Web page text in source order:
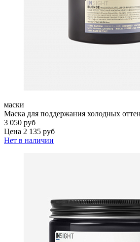
маски
Маска для поддержания холодных
3 050 руб
Цена 2 135 руб
Нет в наличии